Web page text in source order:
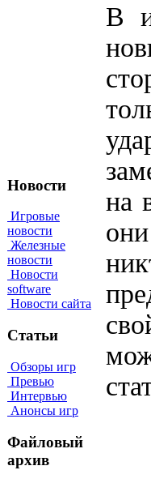
Новости
Игровые
новости
Железные
новости
Новости
software
Новости сайта
Статьи
Обзоры игр
Превью
Интервью
Анонсы игр
Файловый
архив
В
на